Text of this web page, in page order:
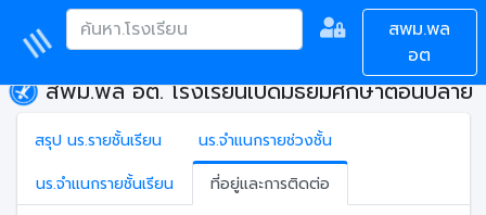
สพม.พล
อต
สพม.พล อต. โรงเรียนเปิดมัธยมศึกษาตอนปลาย
สรุป นร.รายชั้นเรียน
นร.จำแนกรายช่วงชั้น
นร.จำแนกรายชั้นเรียน
ที่อยู่และการติดต่อ